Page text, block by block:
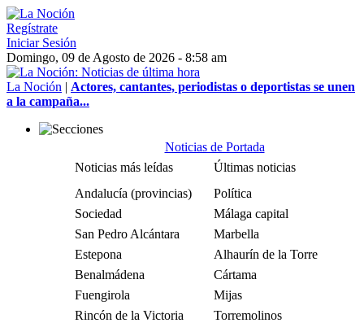
Regístrate
Iniciar Sesión
Domingo, 09 de Agosto de 2026 - 8:58 am
La Noción | Actores, cantantes, periodistas o deportistas se unen
a la campaña...
Noticias de Portada
Noticias más leídas
Últimas noticias
Andalucía (provincias)
Política
Sociedad
Málaga capital
San Pedro Alcántara
Marbella
Estepona
Alhaurín de la Torre
Benalmádena
Cártama
Fuengirola
Mijas
Rincón de la Victoria
Torremolinos